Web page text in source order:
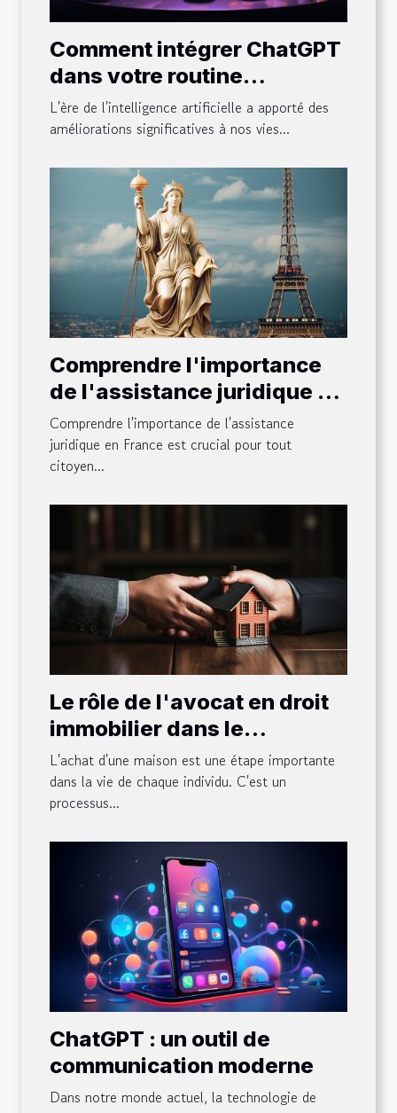
Comment intégrer ChatGPT
dans votre routine
quotidienne
L'ère de l'intelligence artificielle a apporté des
améliorations significatives à nos vies...
Comprendre l'importance
de l'assistance juridique en
France
Comprendre l'importance de l'assistance
juridique en France est crucial pour tout
citoyen...
Le rôle de l'avocat en droit
immobilier dans le
processus d'achat d'une
maison
L'achat d'une maison est une étape importante
dans la vie de chaque individu. C'est un
processus...
ChatGPT : un outil de
communication moderne
Dans notre monde actuel, la technologie de